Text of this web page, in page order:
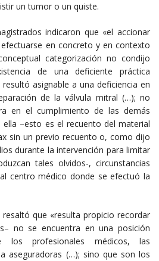
un tumor o un quiste.
indicaron que «el accionar
en concreto y en contexto
categorización no condijo
de una deficiente práctica
asignable a una deficiencia en
de la válvula mitral (…); no
en el cumplimiento de las demás
ella –esto es el recuento del material
sin un previo recuento o, como dijo
durante la intervención para limitar
tales olvidos-, circunstancias
centro médico donde se efectuó la
que «resulta propicio recordar
no se encuentra en una posición
los profesionales médicos, las
aseguradoras (…); sino que son los